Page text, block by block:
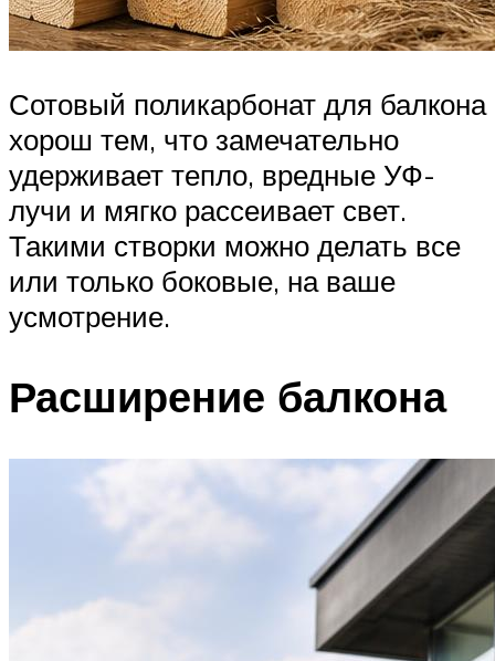
Сотовый поликарбонат для балкона
хорош тем, что замечательно
удерживает тепло, вредные УФ-
лучи и мягко рассеивает свет.
Такими створки можно делать все
или только боковые, на ваше
усмотрение.
Расширение балкона